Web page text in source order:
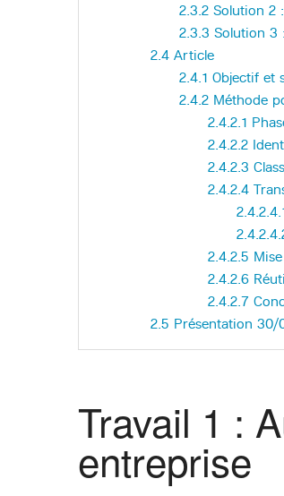
2.3.2 Solution 2
2.3.3 Solution 3
2.4 Article
2.4.1 Objectif et
2.4.2 Méthode
2.4.2.1
2.4.2.2
2.4.2.3
2.4.2.4
2.4.2.5
2.4.2.6
2.4.2.7
2.5 Présentation 30/
Travail 1 :
entreprise